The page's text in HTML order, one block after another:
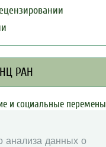
РАН
и социальные перемены
развития
анализа данных о